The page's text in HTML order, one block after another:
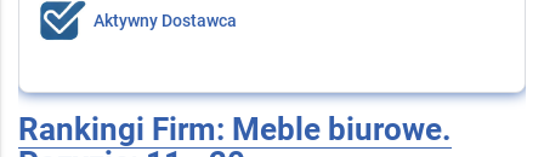
całej Polsce.
Aktywny Dostawca